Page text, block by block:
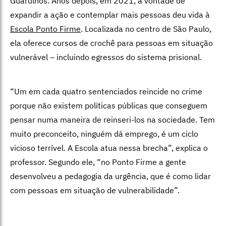
expandir a ação e contemplar mais pessoas deu vida à
Escola Ponto Firme. Localizada no centro de São Paulo,
ela oferece cursos de crochê para pessoas em situação
vulnerável – incluindo egressos do sistema prisional.
“Um em cada quatro sentenciados reincide no crime
porque não existem políticas públicas que conseguem
pensar numa maneira de reinseri-los na sociedade. Tem
muito preconceito, ninguém dá emprego, é um ciclo
vicioso terrível. A Escola atua nessa brecha”, explica o
professor. Segundo ele, “no Ponto Firme a gente
desenvolveu a pedagogia da urgência, que é como lidar
com pessoas em situação de vulnerabilidade”.